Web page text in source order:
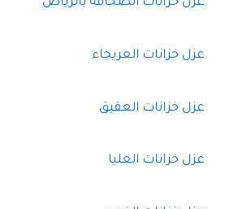
عزل خزانات العريجاء
عزل خزانات العقيق
عزل خزانات العليا